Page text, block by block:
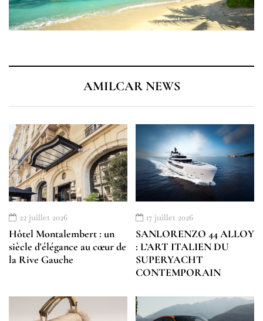
AMILCAR NEWS
22 juillet 2026
Hôtel Montalembert : un
siècle d'élégance au cœur de
la Rive Gauche
17 juillet 2026
SANLORENZO 44 ALLOY
: L’ART ITALIEN DU
SUPERYACHT
CONTEMPORAIN